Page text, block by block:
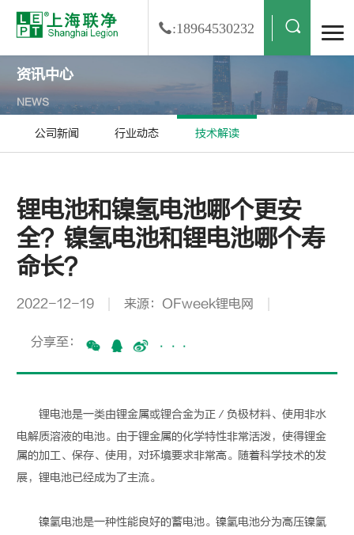
:18964530232
资讯中心
NEWS
公司新闻 行业动态 技术解读
锂电池和镍氢电池哪个更安
全？镍氢电池和锂电池哪个寿
命长？
2022-12-19 来源：OFweek锂电网
分享至： ···
锂电池是一类由锂金属或锂合金为正／负极材料、使用非水
电解质溶液的电池。由于锂金属的化学特性非常活泼，使得锂金
属的加工、保存、使用，对环境要求非常高。随着科学技术的发
展，锂电池已经成为了主流。
镍氢电池是一种性能良好的蓄电池。镍氢电池分为高压镍氢